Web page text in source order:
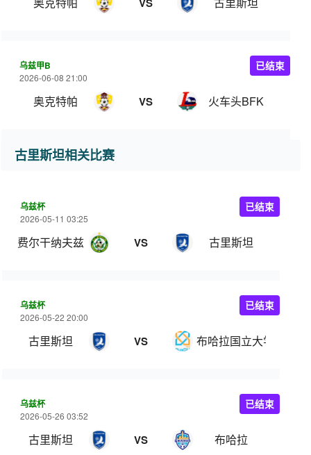
乌兹甲B
2026-06-08 21:00
奥克特帕 VS 火车头BFK
已结束
古里斯坦相关比赛
乌兹杯
2026-05-11 03:25
费尔干纳夫兹 VS 古里斯坦
已结束
乌兹杯
2026-05-22 20:00
古里斯坦 VS 布哈拉国立大学
已结束
乌兹杯
2026-05-26 03:52
古里斯坦 VS 布哈拉
已结束